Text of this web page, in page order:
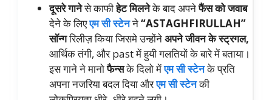
दूसरे गानेसे काफीहेट मिलनेके बाद अपनेफैंस को जवाब
देने के लिएएम सी स्टेनने“ASTAGHFIRULLAH”
सॉन्गरिलीज़ किया जिसमे उन्होंनेअपने जीवन के स्ट्रगल,
आर्थिक तंगी, और past में हुयी गलतियों के बारे में बताया।
इस गाने ने मानोफैन्सके दिलो मेंएम सी स्टेनके प्रति
अपना नजरिया बदल दिया औरएम सी स्टेनकी